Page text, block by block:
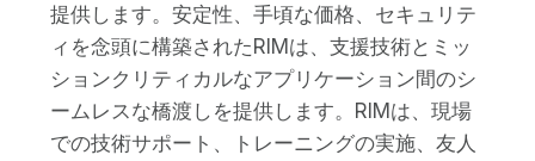
提供します。安定性、手頃な価格、セキュリテ
ィを念頭に構築されたRIMは、支援技術とミッ
ションクリティカルなアプリケーション間のシ
ームレスな橋渡しを提供します。RIMは、現場
での技術サポート、トレーニングの実施、友人